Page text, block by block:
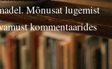
Mõnusat lugemist
kommentaarides